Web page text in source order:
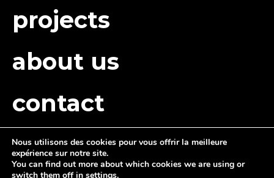
projects
about us
contact
Nous utilisons des cookies pour vous offrir la meilleure
expérience sur notre site.
You can find out more about which cookies we are using or
switch them off in settings.